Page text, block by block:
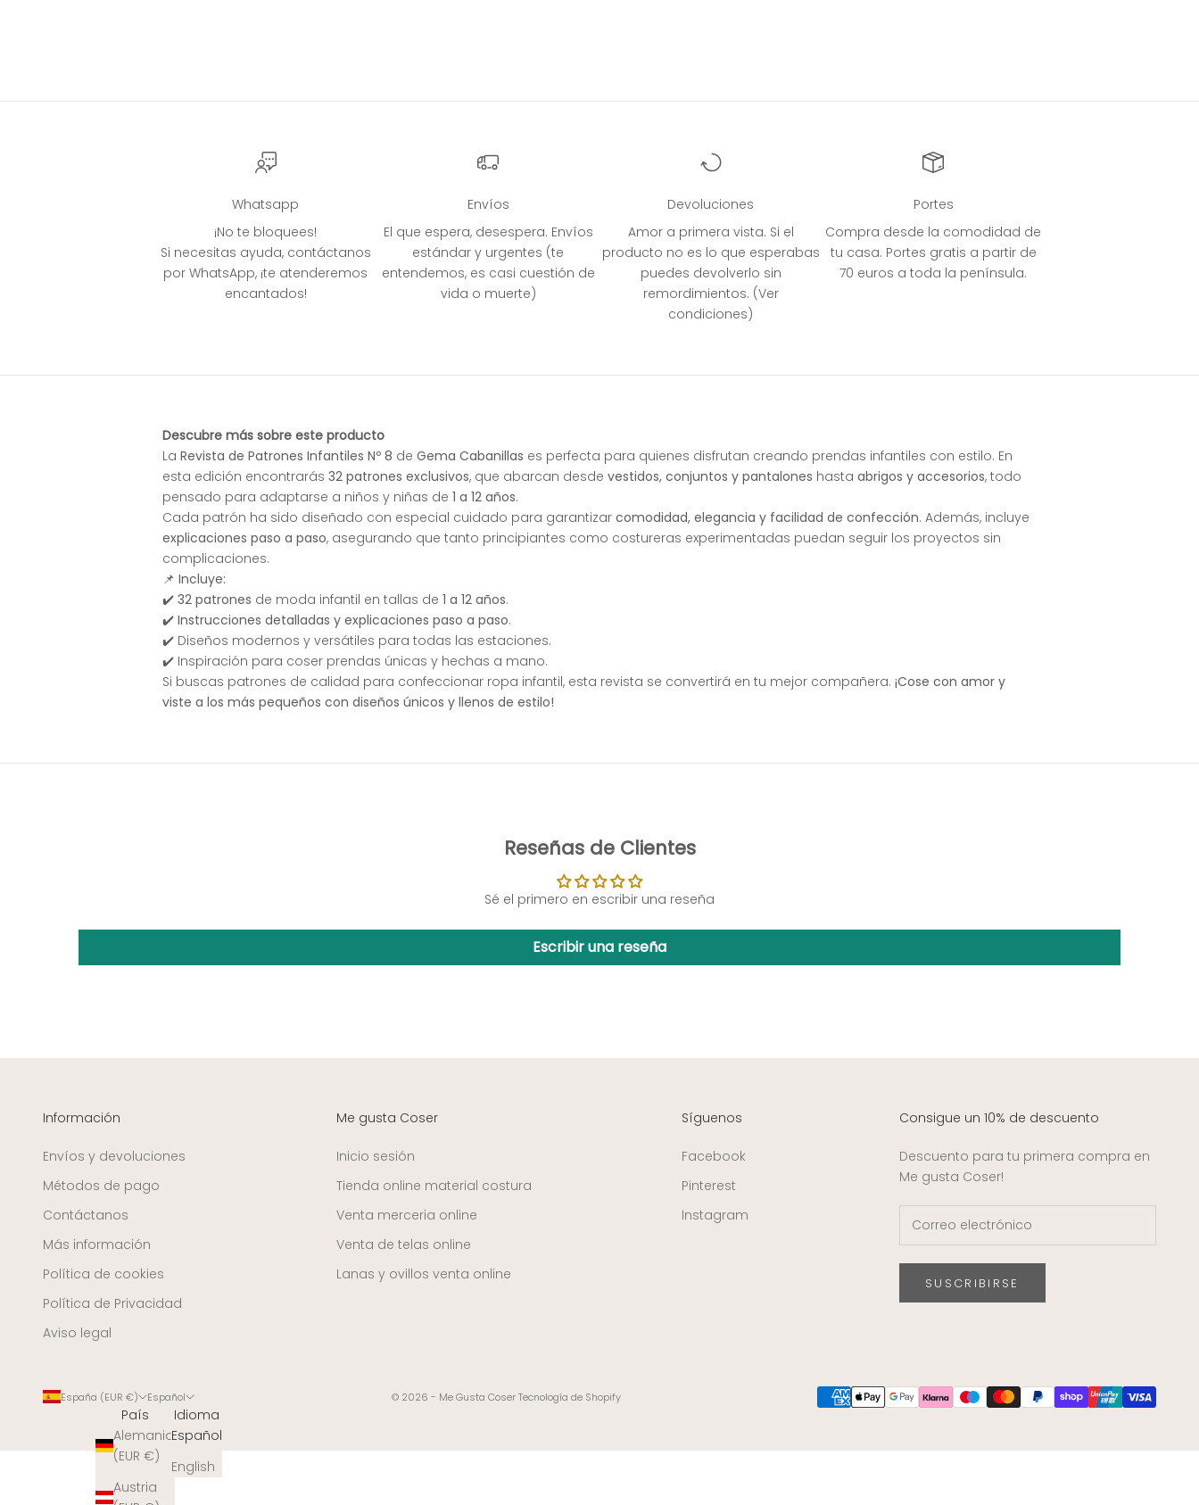
Whatsapp
¡No te bloquees!
Si necesitas ayuda, contáctanos
por WhatsApp, ¡te atenderemos
encantados!
Envíos
El que espera, desespera. Envíos
estándar y urgentes (te
entendemos, es casi cuestión de
vida o muerte)
Devoluciones
Amor a primera vista. Si el
producto no es lo que esperabas
puedes devolverlo sin
remordimientos. (Ver
condiciones)
Portes
Compra desde la comodidad de
tu casa. Portes gratis a partir de
70 euros a toda la península.
Descubre más sobre este producto
La Revista de Patrones Infantiles Nº 8 de Gema Cabanillas es perfecta para quienes disfrutan creando prendas infantiles con estilo. En
esta edición encontrarás 32 patrones exclusivos, que abarcan desde vestidos, conjuntos y pantalones hasta abrigos y accesorios, todo
pensado para adaptarse a niños y niñas de 1 a 12 años.
Cada patrón ha sido diseñado con especial cuidado para garantizar comodidad, elegancia y facilidad de confección. Además, incluye
explicaciones paso a paso, asegurando que tanto principiantes como costureras experimentadas puedan seguir los proyectos sin
complicaciones.
📌 Incluye:
✔️ 32 patrones de moda infantil en tallas de 1 a 12 años.
✔️ Instrucciones detalladas y explicaciones paso a paso.
✔️ Diseños modernos y versátiles para todas las estaciones.
✔️ Inspiración para coser prendas únicas y hechas a mano.
Si buscas patrones de calidad para confeccionar ropa infantil, esta revista se convertirá en tu mejor compañera. ¡Cose con amor y
viste a los más pequeños con diseños únicos y llenos de estilo!
Reseñas de Clientes
Sé el primero en escribir una reseña
Escribir una reseña
Información
Envíos y devoluciones
Métodos de pago
Contáctanos
Más información
Política de cookies
Política de Privacidad
Aviso legal
Me gusta Coser
Inicio sesión
Tienda online material costura
Venta merceria online
Venta de telas online
Lanas y ovillos venta online
Síguenos
Facebook
Pinterest
Instagram
Consigue un 10% de descuento
Descuento para tu primera compra en
Me gusta Coser!
SUSCRIBIRSE
España (EUR €)
País
Alemania
(EUR €)
Austria
Español
Idioma
Español
English
© 2026 - Me Gusta CoserTecnología de Shopify